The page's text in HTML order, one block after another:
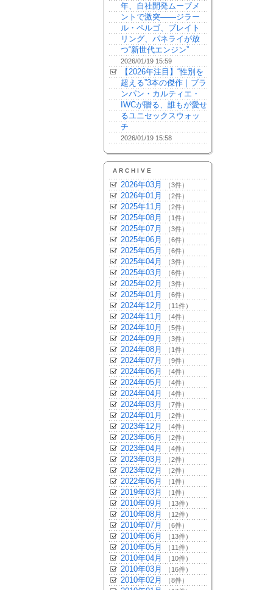
年、自社開発ムーブメ
ントで激突——ジラー
ル・ペルゴ、ブレイト
リング、パネライが放
つ“新世代エンジン”
2026/01/19 15:59
【2026年注目】“性別を
超える”3本の傑作｜ブラ
ンパン・カルティエ・
IWCが贈る、誰もが愛せ
るユニセックスウォッ
チ
2026/01/19 15:58
ARCHIVE
2026年03月 （3件）
2026年01月 （2件）
2025年11月 （2件）
2025年08月 （1件）
2025年07月 （3件）
2025年06月 （6件）
2025年05月 （6件）
2025年04月 （3件）
2025年03月 （6件）
2025年02月 （3件）
2025年01月 （6件）
2024年12月 （11件）
2024年11月 （4件）
2024年10月 （5件）
2024年09月 （3件）
2024年08月 （1件）
2024年07月 （9件）
2024年06月 （4件）
2024年05月 （4件）
2024年04月 （4件）
2024年03月 （7件）
2024年01月 （2件）
2023年12月 （4件）
2023年06月 （2件）
2023年04月 （4件）
2023年03月 （2件）
2023年02月 （2件）
2022年06月 （1件）
2019年03月 （1件）
2010年09月 （13件）
2010年08月 （12件）
2010年07月 （6件）
2010年06月 （13件）
2010年05月 （11件）
2010年04月 （10件）
2010年03月 （16件）
2010年02月 （8件）